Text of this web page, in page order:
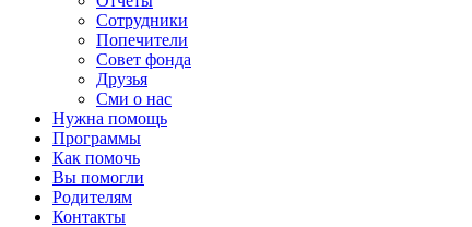
Сотрудники
Попечители
Совет фонда
Друзья
Сми о нас
Нужна помощь
Программы
Как помочь
Вы помогли
Родителям
Контакты